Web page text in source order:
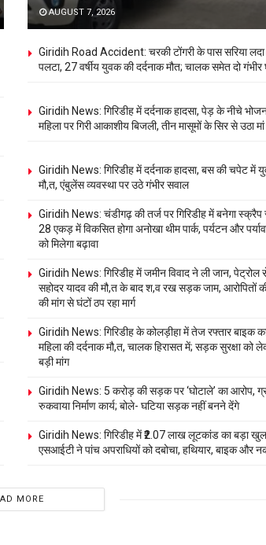
AUGUST 7, 2026
Giridih Road Accident: चरकी टोंगरी के पास सरिया
पलटा, 27 वर्षीय युवक की दर्दनाक मौत; चालक समेत दो गंभीर
Giridih News: गिरिडीह में दर्दनाक हादसा, पेड़ के नीचे
महिला पर गिरी आकाशीय बिजली, तीन मासूमों के सिर से उठा मां
Giridih News: गिरिडीह में दर्दनाक हादसा, बस की चपेट में
मौ,त, एंबुलेंस व्यवस्था पर उठे गंभीर सवाल
Giridih News: चंडीगढ़ की तर्ज पर गिरिडीह में बनेगा स्क्रैप
28 एकड़ में विकसित होगा अनोखा थीम पार्क, पर्यटन और
को मिलेगा बढ़ावा
Giridih News: गिरिडीह में जमीन विवाद ने ली जान,
सहोदर यादव की मौ,त के बाद श,व रख सड़क जाम, आरोपितों की
की मांग से घंटों ठप रहा मार्ग
Giridih News: गिरिडीह के कोलड़ीहा में तेज रफ्तार बाइक
महिला की दर्दनाक मौ,त, चालक हिरासत में; सड़क सुरक्षा को
बड़ी मांग
Giridih News: 5 करोड़ की सड़क पर ‘घोटाले’ का आरोप,
रुकवाया निर्माण कार्य; बोले- घटिया सड़क नहीं बनने देंगे
Giridih News: गिरिडीह में ₹2.07 लाख लूटकांड का बड़ा
एसआईटी ने पांच अपराधियों को दबोचा, हथियार, बाइक और
MORE